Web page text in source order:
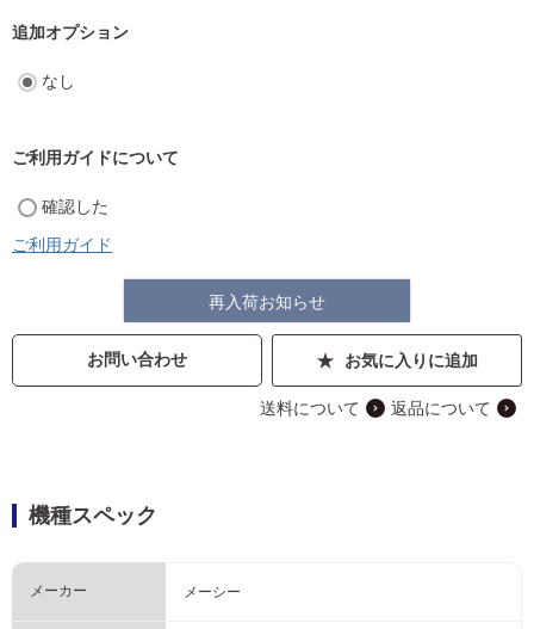
追加オプション
なし
ご利用ガイドについて
確認した
ご利用ガイド
再入荷お知らせ
お問い合わせ お気に入りに追加
送料について 返品について
機種スペック
メーカー メーシー